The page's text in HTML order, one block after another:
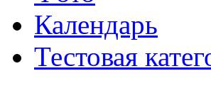
Календарь
Тестовая